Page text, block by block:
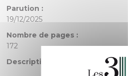
Parution :
19/12/2025
Nombre de pages :
172
Description :